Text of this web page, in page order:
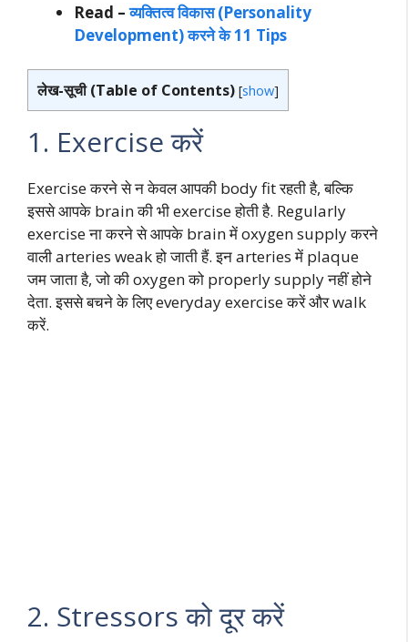
Read –व्यक्तित्व विकास (Personality
Development) करने के 11 Tips
लेख-सूची (Table of Contents) [show]
1. Exercise करें
Exercise करने से न केवल आपकी body fit रहती है, बल्कि
इससे आपके brain की भी exercise होती है. Regularly
exercise ना करने से आपके brain में oxygen supply करने
वाली arteries weak हो जाती हैं. इन arteries में plaque
जम जाता है, जो की oxygen को properly supply नहीं होने
देता. इससे बचने के लिए everyday exercise करें और walk
करें.
2. Stressors को दूर करें